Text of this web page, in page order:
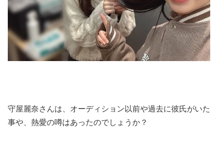
守屋麗奈さんは、オーディション以前や過去に彼氏がいた
事や、熱愛の噂はあったのでしょうか？